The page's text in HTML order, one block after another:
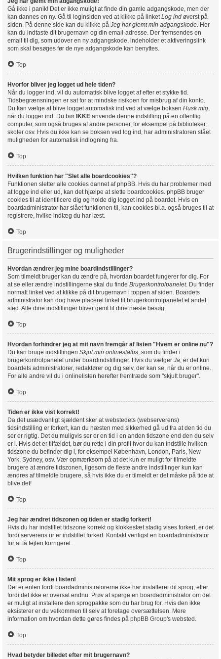
Gå ikke i panik! Det er ikke muligt at finde din gamle adgangskode, men der
kan dannes en ny. Gå til loginsiden ved at klikke på linketLog ind øverst på
siden. På denne side kan du klikke på Jeg har glemt min adgangskode. Her
kan du indtaste dit brugernavn og din email-adresse. Der fremsendes en
email til dig, som udover en ny adgangskode, indeholder et aktiveringslink
som skal besøges før de nye adgangskode kan benyttes.
Top
Hvorfor bliver jeg logget ud hele tiden?
Når du logger ind, vil du automatisk blive logget af efter et stykke tid.
Tidsbegrænsningen er sat for at mindske risikoen for misbrug af din konto.
Du kan vælge at blive logget automatisk ind ved at vælge boksen Husk mig,
når du logger ind. Du bør IKKE anvende denne indstilling på en offentlig
computer, som også bruges af andre personer, for eksempel på biblioteker,
skoler osv. Hvis du ikke kan se boksen ved log ind, har administratoren slået
muligheden for automatisk indlogning fra.
Top
Hvilken funktion har "Slet alle boardcookies"?
Funktionen sletter alle cookies dannet af phpBB. Hvis du har problemer med
at logge ind eller ud, kan det hjælpe at slette boardcookies. phpBB bruger
cookies til at identificere dig og holde dig logget ind på boardet. Hvis en
boardadministrator har slået funktionen til, kan cookies bl.a. også bruges til at
registrere, hvilke indlæg du har læst.
Top
Brugerindstillinger og muligheder
Hvordan ændrer jeg mine boardindstillinger?
Som tilmeldt bruger kan du ændre på, hvordan boardet fungerer for dig. For
at se eller ændre indstillingerne skal du finde Brugerkontrolpanelet. Du finder
normalt linket ved at klikke på dit brugernavn i toppen af siden. Boardets
administrator kan dog have placeret linket til brugerkontrolpanelet et andet
sted. Alle dine indstillinger bliver gemt til dine næste besøg.
Top
Hvordan forhindrer jeg at mit navn fremgår af listen "Hvem er online nu"?
Du kan bruge indstillingen Skjul min onlinestatus, som du finder i
brugerkontrolpanelet under boardindstillinger. Hvis du vælger Ja, er det kun
boardets administratorer, redaktører og dig selv, der kan se, når du er online.
For alle andre vil du i onlinelisten herefter fremtræde som "skjult bruger".
Top
Tiden er ikke vist korrekt!
Da det usædvanligt sjældent sker at webstedets (webserverens)
tidsindstilling er forkert, kan du næsten med sikkerhed gå ud fra at den tid du
ser er rigtig. Det du muligvis ser er en tid i en anden tidszone end den du selv
er i. Hvis det er tilfældet, bør du rette i din profil hvor du kan indstille hvilken
tidszone du befinder dig i, for eksempel København, London, Paris, New
York, Sydney, osv. Vær opmærksom på at det kun er muligt for tilmeldte
brugere at ændre tidszonen, ligesom de fleste andre indstillinger kun kan
ændres af tilmeldte brugere, så hvis ikke du er tilmeldt er det måske på tide at
blive det!
Top
Jeg har ændret tidszonen og tiden er stadig forkert!
Hvis du har indstillet tidszone korrekt og klokkeslæt stadig vises forkert, er det
fordi serverens ur er indstillet forkert. Kontakt venligst en boardadministrator
for at få fejlen korrigeret.
Top
Mit sprog er ikke i listen!
Det er enten fordi boardadministratorerne ikke har installeret dit sprog, eller
fordi det ikke er oversat endnu. Prøv at spørge en boardadministrator om det
er muligt at installere den sprogpakke som du har brug for. Hvis den ikke
eksisterer er du velkommen til selv at foretage oversættelsen. Mere
information om hvordan dette gøres findes på phpBB Group's websted.
Top
Hvad betyder billedet efter mit brugernavn?